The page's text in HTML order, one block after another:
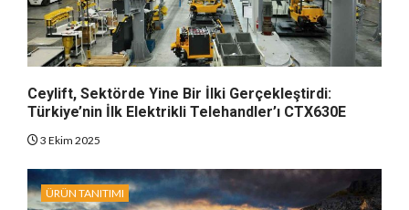
Ceylift, Sektörde Yine Bir İlki Gerçekleştirdi:
Türkiye’nin İlk Elektrikli Telehandler’ı CTX630E
3 Ekim 2025
ÜRÜN TANITIMI